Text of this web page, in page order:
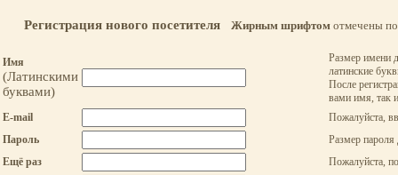
Регистрация нового посетителя Жирным шрифтомотмечены
Имя
(Латинскими
буквами)
Размер имени
латинские
После
вами имя, так
E-mail
Пожалуйста,
Пароль
Размер
Ещё раз
Пожалуйста,